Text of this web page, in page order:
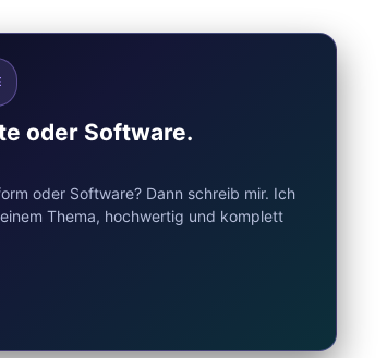
oder Software.
oder Software? Dann schreib mir. Ich
Thema, hochwertig und komplett